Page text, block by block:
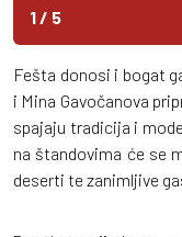
1/ 5
Fešta donosi i bogat
i Mina Gavočanova
spajaju tradicija i
na štandovima će se
deserti te zanimljive